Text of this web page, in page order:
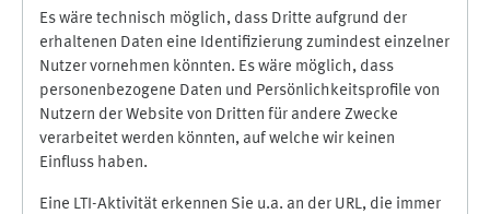
Es wäre technisch möglich, dass Dritte aufgrund der
erhaltenen Daten eine Identifizierung zumindest einzelner
Nutzer vornehmen könnten. Es wäre möglich, dass
personenbezogene Daten und Persönlichkeitsprofile von
Nutzern der Website von Dritten für andere Zwecke
verarbeitet werden könnten, auf welche wir keinen
Einfluss haben.
Eine LTI-Aktivität erkennen Sie u.a. an der URL, die immer